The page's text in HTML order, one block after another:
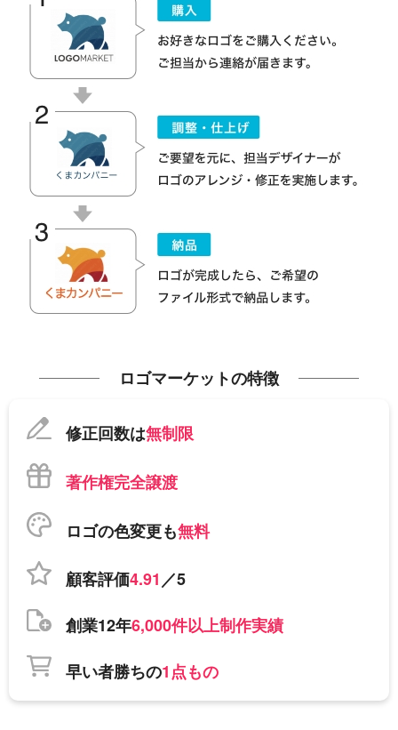
ロゴマーケットの特徴
修正回数は無制限
著作権完全譲渡
ロゴの色変更も無料
顧客評価4.91／5
創業12年6,000件以上制作実績
早い者勝ちの1点もの